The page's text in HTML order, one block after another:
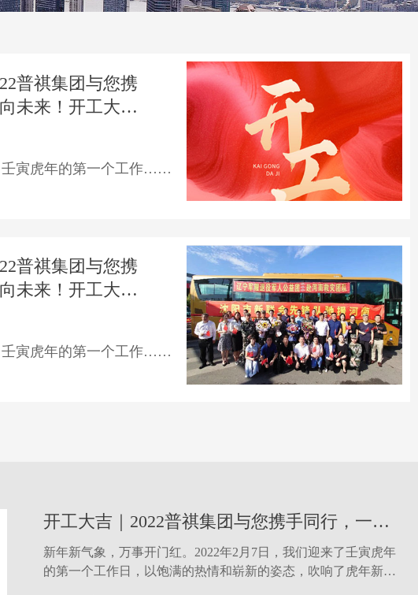
普祺集团与您携
未来！开工大吉
壬寅虎年的第一个工作……
普祺集团与您携
未来！开工大吉
壬寅虎年的第一个工作……
开工大吉｜2022普祺集团与您携手同行，一起向未来！
新年新气象，万事开门红。2022年2月7日，我们迎来了壬寅虎年
的第一个工作日，以饱满的热情和崭新的姿态，吹响了虎年新征